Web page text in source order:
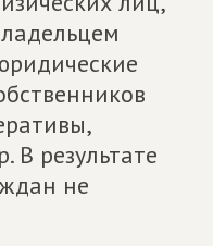
В результате
не